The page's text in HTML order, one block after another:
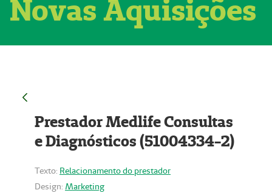
Novas Aquisições
Prestador Medlife Consultas
e Diagnósticos (51004334-2)
Texto: Relacionamento do prestador
Design: Marketing